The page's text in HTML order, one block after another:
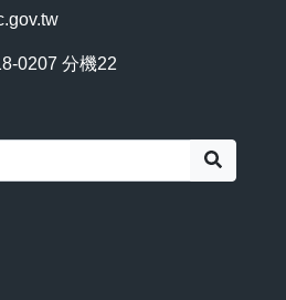
0207 分機22